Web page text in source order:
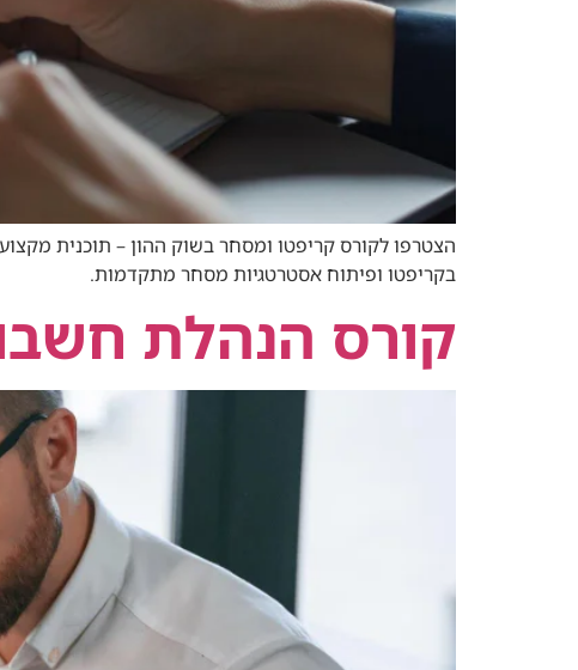
הצטרפו לקורס קריפטו ומסחר בשוק ההון – תוכנית
בקריפטו ופיתוח אסטרטגיות מסחר מתקדמות.
קורס הנהלת